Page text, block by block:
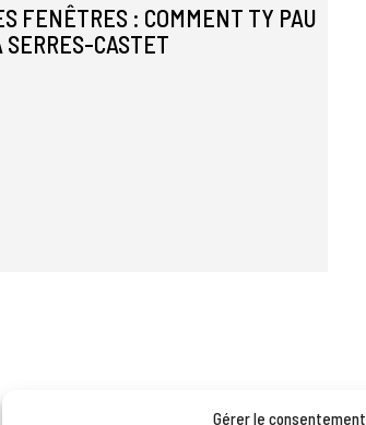
Gérer le consentement
FENÊTRES : COMMENT TY PAU
CASTET